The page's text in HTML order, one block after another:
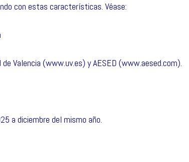
con estas características. Véase:
Valencia (www.uv.es) y AESED (www.aesed.com).
a diciembre del mismo año.